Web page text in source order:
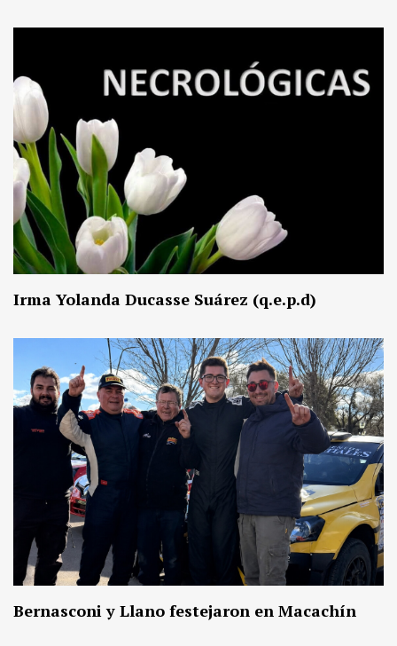
Irma Yolanda Ducasse Suárez (q.e.p.d)
Bernasconi y Llano festejaron en Macachín